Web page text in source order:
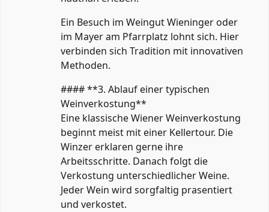
Ein Besuch im Weingut Wieninger oder
im Mayer am Pfarrplatz lohnt sich. Hier
verbinden sich Tradition mit innovativen
Methoden.
#### **3. Ablauf einer typischen
Weinverkostung**
Eine klassische Wiener Weinverkostung
beginnt meist mit einer Kellertour. Die
Winzer erklaren gerne ihre
Arbeitsschritte. Danach folgt die
Verkostung unterschiedlicher Weine.
Jeder Wein wird sorgfaltig prasentiert
und verkostet.